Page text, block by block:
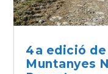
4a edició de
Muntanyes